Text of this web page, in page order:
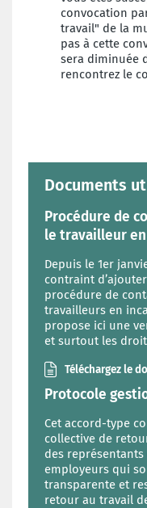
convocation
travail" de la
pas à cette
sera diminuée
rencontrez le
Documents
Procédure de
le travailleur
Depuis le 1er
contraint
procédure de
travailleurs en
propose ici une
et surtout les
Téléchargez le
Protocole
Cet accord-type
collective de
des
employeurs qui
transparente et
retour au travail